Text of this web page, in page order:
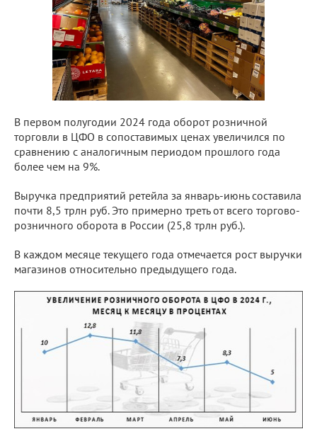
В первом полугодии 2024 года оборот розничной
торговли в ЦФО в сопоставимых ценах увеличился по
сравнению с аналогичным периодом прошлого года
более чем на 9%.
Выручка предприятий ретейла за январь-июнь составила
почти 8,5 трлн руб. Это примерно треть от всего торгово-
розничного оборота в России (25,8 трлн руб.).
В каждом месяце текущего года отмечается рост выручки
магазинов относительно предыдущего года.